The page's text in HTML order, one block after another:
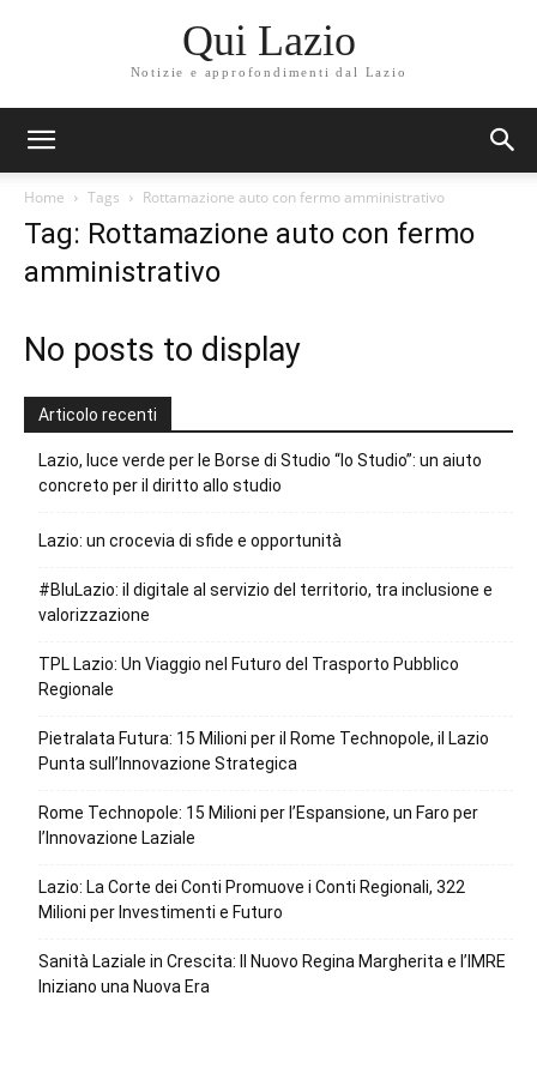
Qui Lazio
Notizie e approfondimenti dal Lazio
Home Tags Rottamazione auto con fermo amministrativo
Tag: Rottamazione auto con fermo
amministrativo
No posts to display
Articolo recenti
Lazio, luce verde per le Borse di Studio “Io Studio”: un aiuto
concreto per il diritto allo studio
Lazio: un crocevia di sfide e opportunità
#BluLazio: il digitale al servizio del territorio, tra inclusione e
valorizzazione
TPL Lazio: Un Viaggio nel Futuro del Trasporto Pubblico
Regionale
Pietralata Futura: 15 Milioni per il Rome Technopole, il Lazio
Punta sull’Innovazione Strategica
Rome Technopole: 15 Milioni per l’Espansione, un Faro per
l’Innovazione Laziale
Lazio: La Corte dei Conti Promuove i Conti Regionali, 322
Milioni per Investimenti e Futuro
Sanità Laziale in Crescita: Il Nuovo Regina Margherita e l’IMRE
Iniziano una Nuova Era